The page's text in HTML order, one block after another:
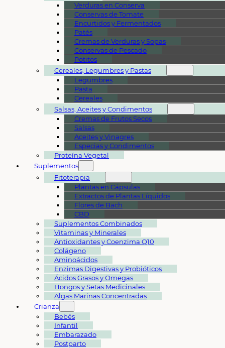
Verduras en Conserva
Conservas de Tomate
Encurtidos y Fermentados
Patés
Cremas de Verduras y Sopas
Conservas de Pescado
Potitos
Cereales, Legumbres y Pastas
Legumbres
Pasta
Cereales
Salsas, Aceites y Condimentos
Cremas de Frutos Secos
Salsas
Aceites y Vinagres
Especias y Condimentos
Proteína Vegetal
Suplementos
Fitoterapia
Plantas en Cápsulas
Extractos de Plantas Líquidos
Flores de Bach
CBD
Suplementos Combinados
Vitaminas y Minerales
Antioxidantes y Coenzima Q10
Colágeno
Aminoácidos
Enzimas Digestivas y Probióticos
Ácidos Grasos y Omegas
Hongos y Setas Medicinales
Algas Marinas Concentradas
Crianza
Bebés
Infantil
Embarazado
Postparto